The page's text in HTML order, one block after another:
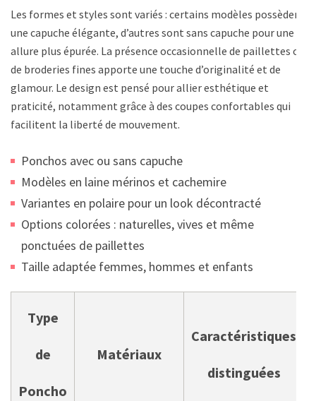
Les formes et styles sont variés : certains modèles possèdent
une capuche élégante, d’autres sont sans capuche pour une
allure plus épurée. La présence occasionnelle de paillettes ou
de broderies fines apporte une touche d’originalité et de
glamour. Le design est pensé pour allier esthétique et
praticité, notamment grâce à des coupes confortables qui
facilitent la liberté de mouvement.
Ponchos avec ou sans capuche
Modèles en laine mérinos et cachemire
Variantes en polaire pour un look décontracté
Options colorées : naturelles, vives et même
ponctuées de paillettes
Taille adaptée femmes, hommes et enfants
Type
de
Poncho
Matériaux
Caractéristiques
distinguées